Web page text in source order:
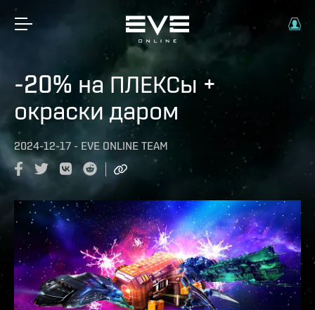
-20% на ПЛЕКСы +
окраски даром
2024-12-17 - EVE ONLINE TEAM